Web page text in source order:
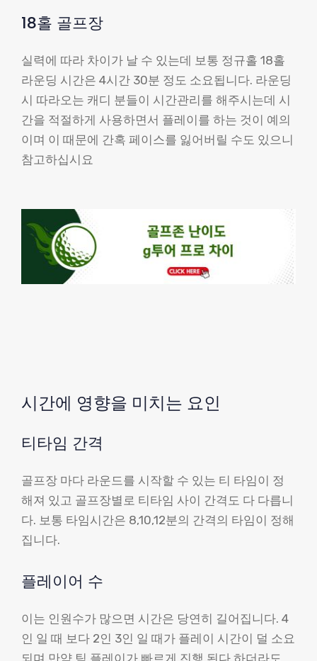
18홀 골프장
실력에 따라 차이가 날 수 있는데 보통 정규홀 18홀
라운딩 시간은 4시간 30분 정도 소요됩니다. 라운딩
시 따라오는 캐디 분들이 시간관리를 해주시는데 시
간을 적절하게 사용하면서 플레이를 하는 것이 예의
이며 이 때문에 간혹 페이스를 잃어버릴 수도 있으니
참고하십시요
시간에 영향을 미치는 요인
티타임 간격
골프장 마다 라운드를 시작할 수 있는 티 타임이 정
해져 있고 골프장별로 티타임 사이 간격도 다 다릅니
다. 보통 타임시간은 8,10,12분의 간격의 타임이 정해
집니다.
플레이어 수
이는 인원수가 많으면 시간은 당연히 길어집니다. 4
인 일 때 보다 2인 3인 일 때가 플레이 시간이 덜 소요
되며 만약 팀 플레이가 빠르게 진행 된다 하더라도